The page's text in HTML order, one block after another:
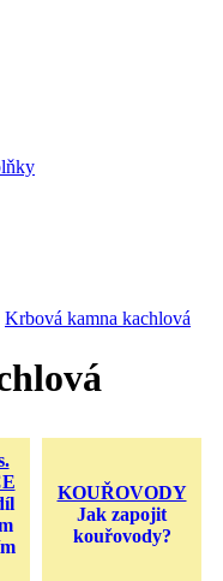
Krbová kamna kachlová
KOUŘOVODY
Jak zapojit
kouřovody?